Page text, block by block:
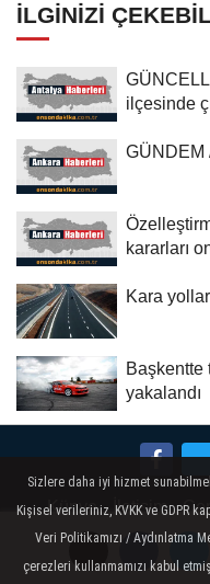
İLGINIZI
ilçesinde
GÜNDEM
kararları
Kara
Başkentte
yakalandı
Künye İletişim
Sizlere daha iyi hizmet
Kişisel verileriniz, KVKK ve GDPR
Veri Politikamızı / Aydınlatma
çerezleri kullanmamızı kabul